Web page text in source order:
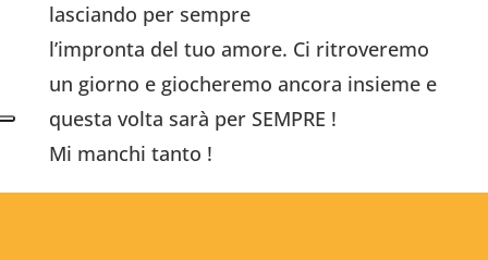
lasciando per sempre
l’impronta del tuo amore. Ci ritroveremo
un giorno e giocheremo ancora insieme e
questa volta sarà per SEMPRE !
Mi manchi tanto !